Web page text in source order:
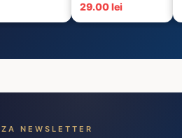
29.00 lei
NEWSLETTER